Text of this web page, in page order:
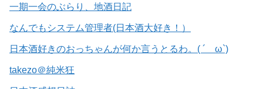
一期一会のぶらり、地酒日記
なんでもシステム管理者(日本酒大好き！）
日本酒好きのおっちゃんが何か言うとるわ。( ´ ω`)
takezo＠純米狂